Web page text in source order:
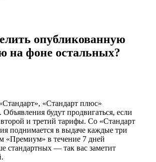
опубликованную
на фоне остальных?
«Стандарт плюс»
будут продвигаться, если
второй и третий тарифы. Со «Стандарт
поднимается в выдаче каждые три
«Премиум» в течение 7 дней
стандартных — так вас заметит